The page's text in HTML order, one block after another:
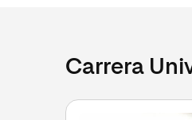
Carrera